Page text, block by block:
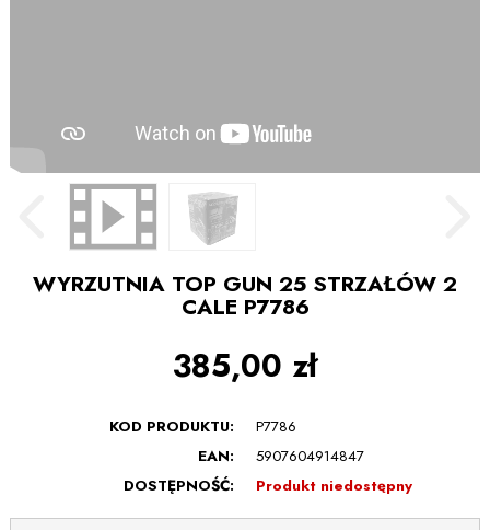
WYRZUTNIA TOP GUN 25 STRZAŁÓW 2
CALE P7786
385,00 zł
KOD PRODUKTU:
P7786
EAN:
5907604914847
DOSTĘPNOŚĆ:
Produkt niedostępny